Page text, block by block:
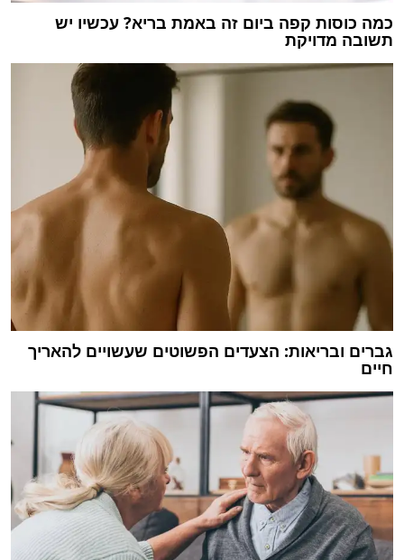
כמה כוסות קפה ביום זה באמת בריא? עכשיו יש
תשובה מדויקת
גברים ובריאות: הצעדים הפשוטים שעשויים להאריך
חיים